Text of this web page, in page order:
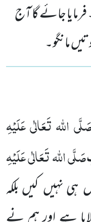
جائے گا آج
مانگو۔
اللہتَعَالٰیعَلَیْہِ
صَلَّیاللہتَعَالٰیعَلَیْہِ
ہی نہیں کیںبلکہ